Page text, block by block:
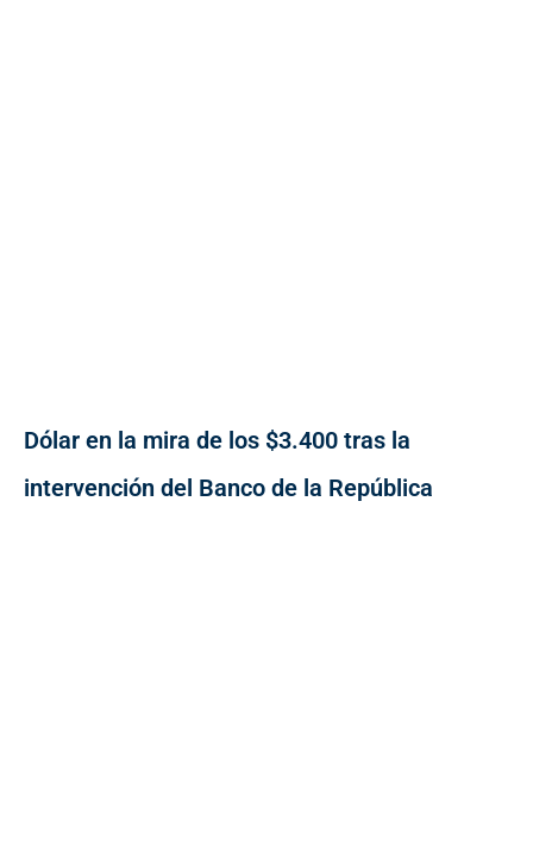
Dólar en la mira de los $3.400 tras la
intervención del Banco de la República